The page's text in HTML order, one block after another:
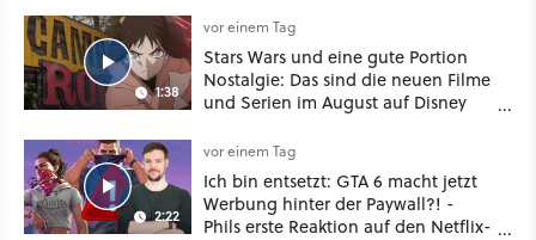
1:38
vor einem Tag
Stars Wars und eine gute Portion
Nostalgie: Das sind die neuen Filme
und Serien im August auf Disney
2:22
vor einem Tag
Ich bin entsetzt: GTA 6 macht jetzt
Werbung hinter der Paywall?! -
Phils erste Reaktion auf den Netflix-